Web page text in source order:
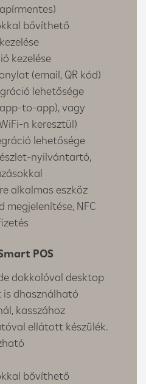
bővíthető
kezelése
(email, QR kód)
lehetősége
to-app), vagy
n keresztül)
lehetősége
nyilvántartó,
alkalmas eszköz
megjelenítése, NFC
POS
dokkolóval desktop
dhasználható
kasszához
ellátott készülék.
bővíthető